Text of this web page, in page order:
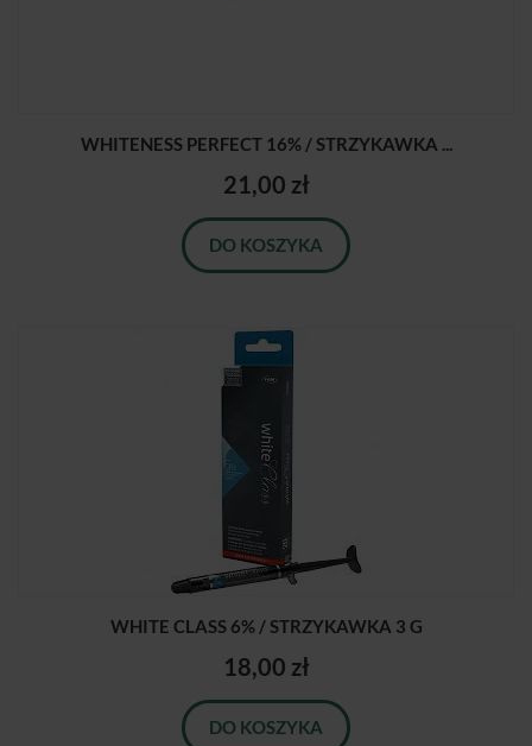
WHITENESS PERFECT 16% / STRZYKAWKA ...
21,00 zł
DO KOSZYKA
WHITE CLASS 6% / STRZYKAWKA 3 G
18,00 zł
DO KOSZYKA